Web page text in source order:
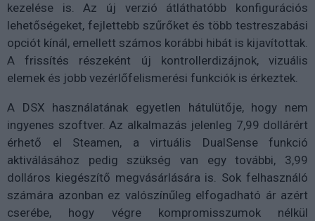
kezelése is. Az új verzió átláthatóbb konfigurációs
lehetőségeket, fejlettebb szűrőket és több testreszabási
opciót kínál, emellett számos korábbi hibát is kijavítottak.
A frissítés részeként új kontrollerdizájnok, vizuális
elemek és jobb vezérlőfelismerési funkciók is érkeztek.
A DSX használatának egyetlen hátulütője, hogy nem
ingyenes szoftver. Az alkalmazás jelenleg 7,99 dollárért
érhető el Steamen, a virtuális DualSense funkció
aktiválásához pedig szükség van egy további, 3,99
dolláros kiegészítő megvásárlására is. Sok felhasználó
számára azonban ez valószínűleg elfogadható ár azért
cserébe, hogy végre kompromisszumok nélkül